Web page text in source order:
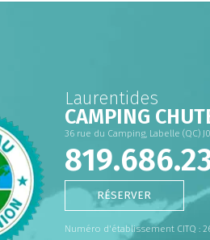
Laurentides
CAMPING
36 rue du Camping, Labelle (QC)
RÉSERVER
Numéro d'établissement CITQ :